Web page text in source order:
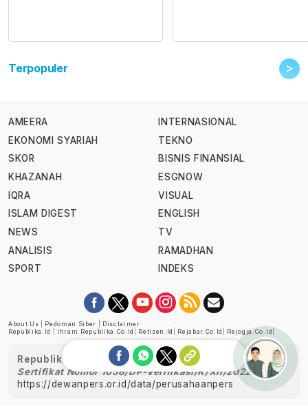
Terpopuler >
AMEERA
EKONOMI SYARIAH
SKOR
KHAZANAH
IQRA
ISLAM DIGEST
NEWS
ANALISIS
SPORT
INTERNASIONAL
TEKNO
BISNIS FINANSIAL
ESGNOW
VISUAL
ENGLISH
TV
RAMADHAN
INDEKS
About Us Pedoman Siber
Disclaimer
Republika.id
Ihram.republika.co.id Retizen.id Rejabar.co.id Rejogja.co.id
Republika telah diverifikasi oleh Dewan Pers
Sertifikat Nomor 1058/DP-Verifikasi/K/XII/2022
https://dewanpers.or.id/data/perusahaanpers
Ask me!